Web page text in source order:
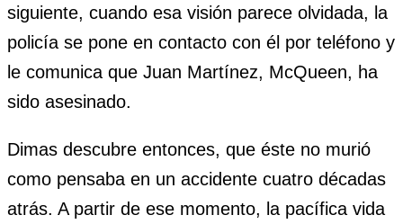
siguiente, cuando esa visión parece olvidada, la
policía se pone en contacto con él por teléfono y
le comunica que Juan Martínez, McQueen, ha
sido asesinado.
Dimas descubre entonces, que éste no murió
como pensaba en un accidente cuatro décadas
atrás. A partir de ese momento, la pacífica vida